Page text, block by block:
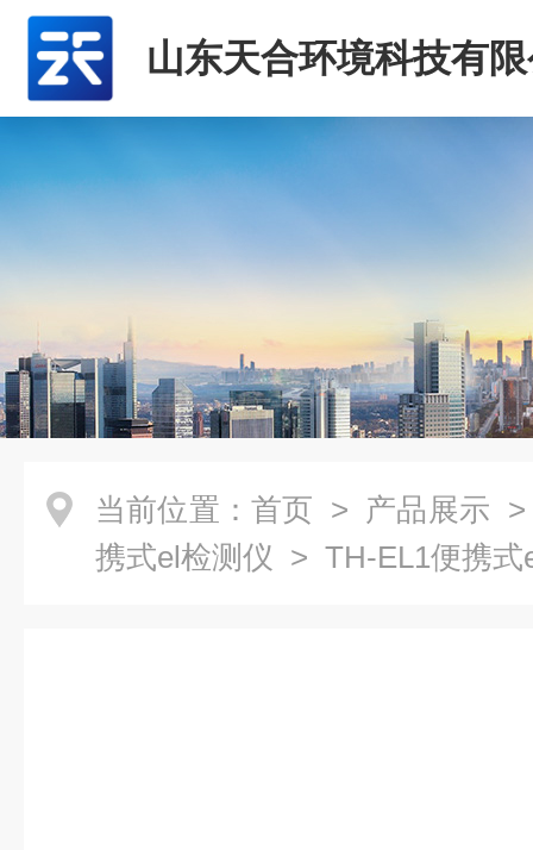
山东天合环境科技有
当前位置： 首页 > 产品展示
携式el检测仪 > TH-EL1便携式